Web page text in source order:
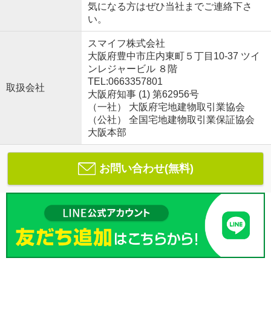
気になる方はぜひ当社までご連絡下さ
い。
取扱会社
スマイフ株式会社
大阪府豊中市庄内東町５丁目10-37 ツイ
ンレジャービル ８階
TEL:0663357801
大阪府知事 (1) 第62956号
（一社） 大阪府宅地建物取引業協会
（公社） 全国宅地建物取引業保証協会
大阪本部
お問い合わせ(無料)